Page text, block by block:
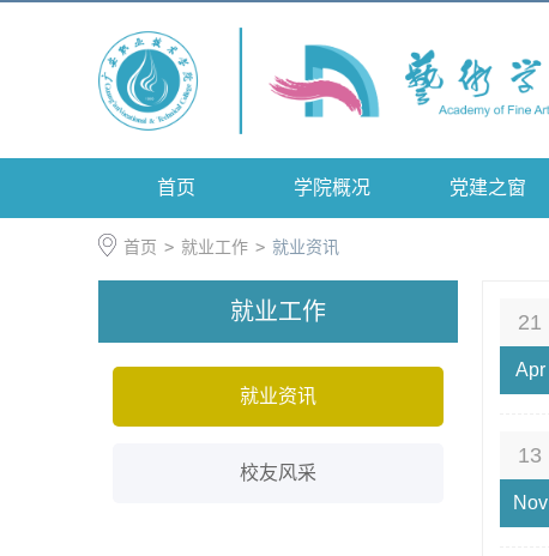
首页 学院概况 党建之窗
首页 > 就业工作 > 就业资讯
就业工作
就业资讯
校友风采
21
Apr
13
Nov